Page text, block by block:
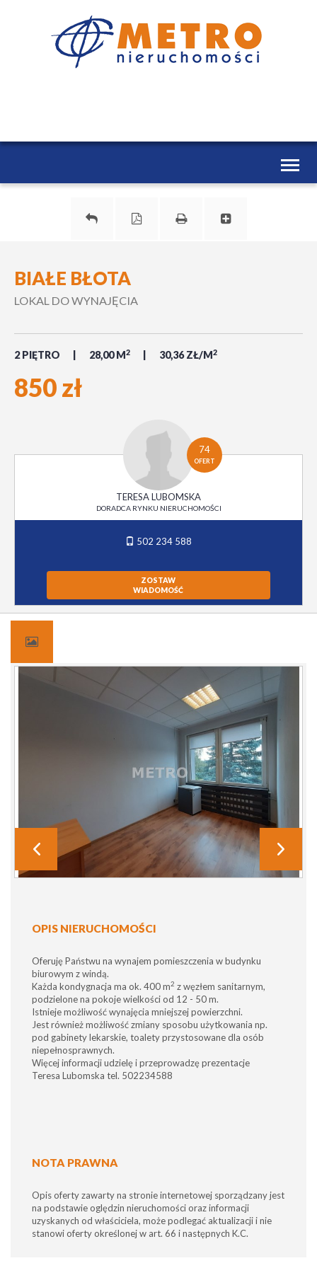
Toggle
BIAŁE BŁOTA
LOKAL DO WYNAJĘCIA
2 PIĘTRO 28,00 M2 30,36 ZŁ/M2
850 zł
74
OFERT
TERESA LUBOMSKA
DORADCA RYNKU NIERUCHOMOŚCI
502 234 588
ZOSTAW
WIADOMOŚĆ
OPIS NIERUCHOMOŚCI
Oferuję Państwu na wynajem pomieszczenia w budynku
biurowym z windą.
Każda kondygnacja ma ok. 400 m2 z węzłem sanitarnym,
podzielone na pokoje wielkości od 12 - 50 m.
Istnieje możliwość wynajęcia mniejszej powierzchni.
Jest również możliwość zmiany sposobu użytkowania np.
pod gabinety lekarskie, toalety przystosowane dla osób
niepełnosprawnych.
Więcej informacji udzielę i przeprowadzę prezentacje
Teresa Lubomska tel. 502234588
NOTA PRAWNA
Opis oferty zawarty na stronie internetowej sporządzany jest
na podstawie oględzin nieruchomości oraz informacji
uzyskanych od właściciela, może podlegać aktualizacji i nie
stanowi oferty określonej w art. 66 i następnych K.C.